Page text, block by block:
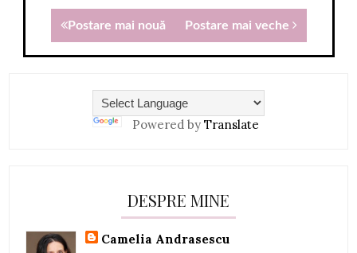
Postare mai nouă Postare mai veche
Powered by Translate
DESPRE MINE
Camelia Andrasescu